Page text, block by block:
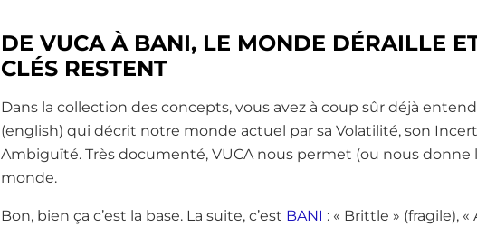
DE VUCA À BANI, LE MONDE DÉRAILLE
CLÉS RESTENT
Dans la collection des concepts, vous avez à coup sûr déjà
(english) qui décrit notre monde actuel par sa Volatilité, son
Ambiguïté. Très documenté, VUCA nous permet (ou nous donne
monde.
Bon, bien ça c’est la base. La suite, c’est BANI : « Brittle » (fragile),